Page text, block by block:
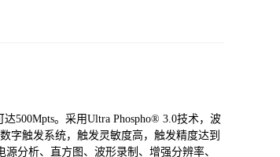
500Mpts。采用Ultra Phospho® 3.0技术，波
字触发系统，触发灵敏度高，触发精度达到
分析、直方图、波形录制、增强分辨率、